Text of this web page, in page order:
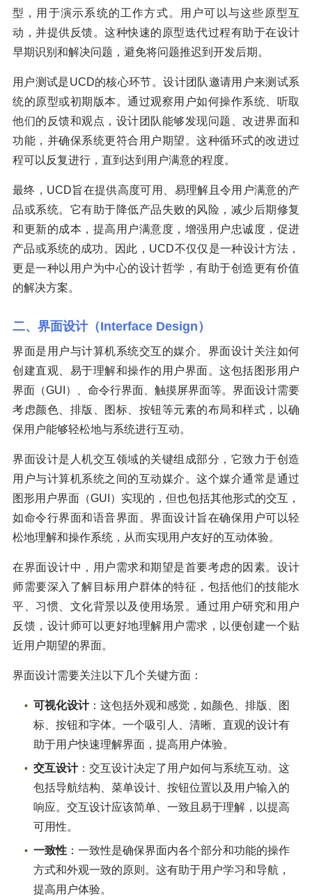
型，用于演示系统的工作方式。用户可以与这些原型互
动，并提供反馈。这种快速的原型迭代过程有助于在设计
早期识别和解决问题，避免将问题推迟到开发后期。
用户测试是UCD的核心环节。设计团队邀请用户来测试系
统的原型或初期版本。通过观察用户如何操作系统、听取
他们的反馈和观点，设计团队能够发现问题、改进界面和
功能，并确保系统更符合用户期望。这种循环式的改进过
程可以反复进行，直到达到用户满意的程度。
最终，UCD旨在提供高度可用、易理解且令用户满意的产
品或系统。它有助于降低产品失败的风险，减少后期修复
和更新的成本，提高用户满意度，增强用户忠诚度，促进
产品或系统的成功。因此，UCD不仅仅是一种设计方法，
更是一种以用户为中心的设计哲学，有助于创造更有价值
的解决方案。
二、界面设计（Interface Design）
界面是用户与计算机系统交互的媒介。界面设计关注如何
创建直观、易于理解和操作的用户界面。这包括图形用户
界面（GUI）、命令行界面、触摸屏界面等。界面设计需要
考虑颜色、排版、图标、按钮等元素的布局和样式，以确
保用户能够轻松地与系统进行互动。
界面设计是人机交互领域的关键组成部分，它致力于创造
用户与计算机系统之间的互动媒介。这个媒介通常是通过
图形用户界面（GUI）实现的，但也包括其他形式的交互，
如命令行界面和语音界面。界面设计旨在确保用户可以轻
松地理解和操作系统，从而实现用户友好的互动体验。
在界面设计中，用户需求和期望是首要考虑的因素。设计
师需要深入了解目标用户群体的特征，包括他们的技能水
平、习惯、文化背景以及使用场景。通过用户研究和用户
反馈，设计师可以更好地理解用户需求，以便创建一个贴
近用户期望的界面。
界面设计需要关注以下几个关键方面：
可视化设计：这包括外观和感觉，如颜色、排版、图
标、按钮和字体。一个吸引人、清晰、直观的设计有
助于用户快速理解界面，提高用户体验。
交互设计：交互设计决定了用户如何与系统互动。这
包括导航结构、菜单设计、按钮位置以及用户输入的
响应。交互设计应该简单、一致且易于理解，以提高
可用性。
一致性 ：一致性是确保界面内各个部分和功能的操作
方式和外观一致的原则。这有助于用户学习和导航，
提高用户体验。